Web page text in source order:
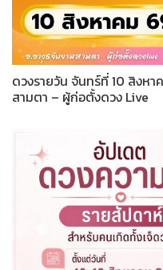
ดวงรายวัน จันทร์ที่ 10 สิงห
สามตา – ผู้ก่อตั้งดวง Live